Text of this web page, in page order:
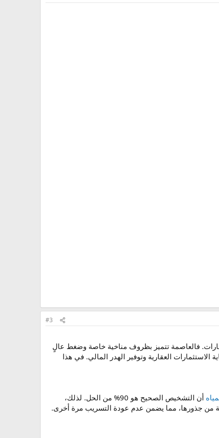
#3
فالعاصمة تتميز بظروف مناخية خاصة وضغط عالٍ
العقارية وتوفير الهدر المالي. في هذا
أن التشخيص الصحيح هو 90% من الحل. لذلك،
من جذورها، مما يضمن عدم عودة التسريب مرة أخرى.